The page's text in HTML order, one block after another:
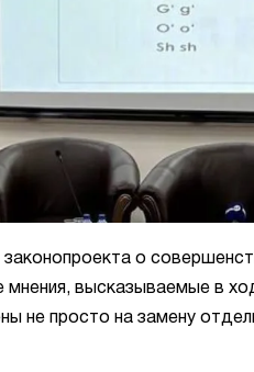
о
высказываемые в
не просто на замену